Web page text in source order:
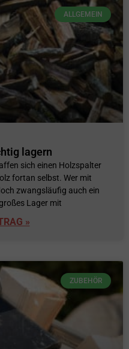
ALLGEMEIN
lagern
sich einen Holzspalter
fortan selbst. Wer mit
zwangsläufig auch ein
Lager mit
»
ZUBEHÖR